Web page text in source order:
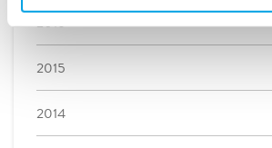
2016
2015
2014